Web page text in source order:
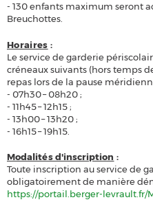
- 130 enfants maximum seront
Breuchottes.
Horaires :
Le service de garderie
créneaux suivants (hors temps
repas lors de la pause
- 07h30 – 08h20 ;
- 11h45 – 12h15 ;
- 13h00 – 13h20 ;
- 16h15 – 19h15.
Modalités d'inscription :
Toute inscription au service de
obligatoirement de manière
https://portail.berger-levrault.fr/